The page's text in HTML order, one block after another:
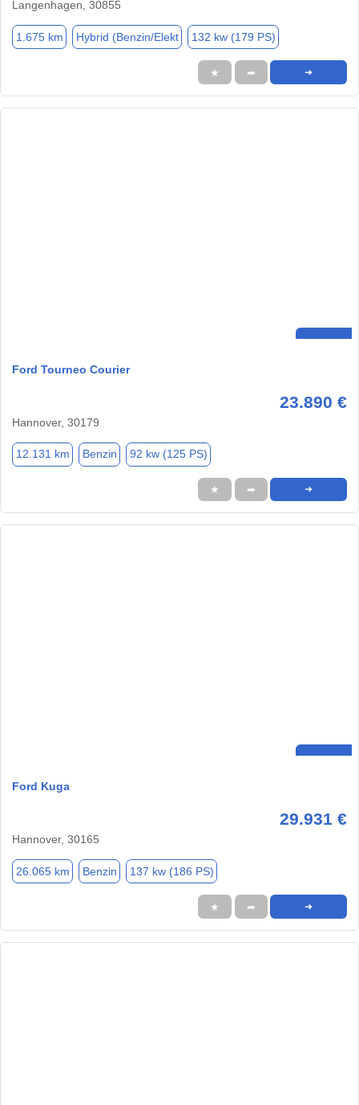
Langenhagen, 30855
1.675 km Hybrid (Benzin/Elekt 132 kw (179 PS)
★ ➦ ➜
Ford Tourneo Courier
23.890 €
Hannover, 30179
12.131 km Benzin 92 kw (125 PS)
★ ➦ ➜
Ford Kuga
29.931 €
Hannover, 30165
26.065 km Benzin 137 kw (186 PS)
★ ➦ ➜